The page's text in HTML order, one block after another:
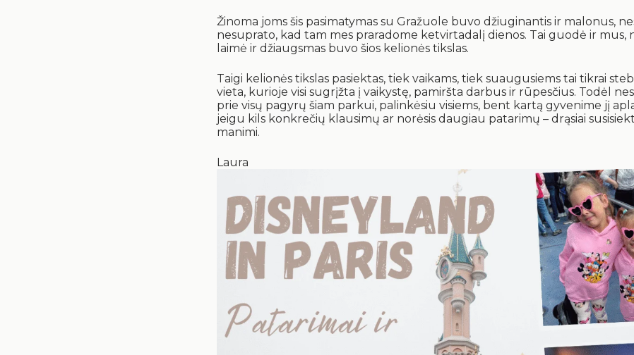
Žinoma joms šis pasimatymas su Gražuole buvo džiuginantis ir malonus,
nesuprato, kad tam mes praradome ketvirtadalį dienos. Tai guodė ir mus,
laimė ir džiaugsmas buvo šios kelionės tikslas.
Taigi kelionės tikslas pasiektas, tiek vaikams, tiek suaugusiems tai tikrai
vieta, kurioje visi sugrįžta į vaikystę, pamiršta darbus ir rūpesčius. Todėl
prie visų pagyrų šiam parkui, palinkėsiu visiems, bent kartą gyvenime jį
jeigu kils konkrečių klausimų ar norėsis daugiau patarimų – drąsiai
manimi.
Laura